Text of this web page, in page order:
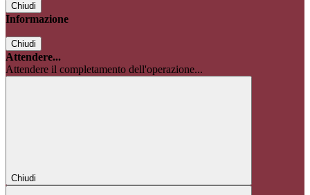
Chiudi
Informazione
Chiudi
Attendere...
Attendere il completamento dell'operazione...
Chiudi